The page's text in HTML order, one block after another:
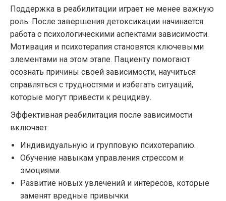
Поддержка в реабилитации играет не менее важную
роль. После завершения детоксикации начинается
работа с психологическими аспектами зависимости.
Мотивация и психотерапия становятся ключевыми
элементами на этом этапе. Пациенту помогают
осознать причины своей зависимости, научиться
справляться с трудностями и избегать ситуаций,
которые могут привести к рецидиву.
Эффективная реабилитация после зависимости
включает:
Индивидуальную и групповую психотерапию.
Обучение навыкам управления стрессом и
эмоциями.
Развитие новых увлечений и интересов, которые
заменят вредные привычки.